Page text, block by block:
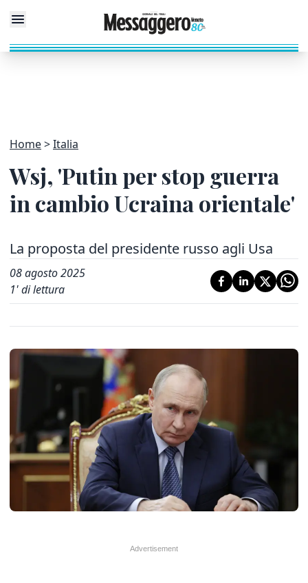
Home Italia
Wsj, 'Putin per stop guerra
in cambio Ucraina orientale'
La proposta del presidente russo agli Usa
08 agosto 2025
1' di lettura